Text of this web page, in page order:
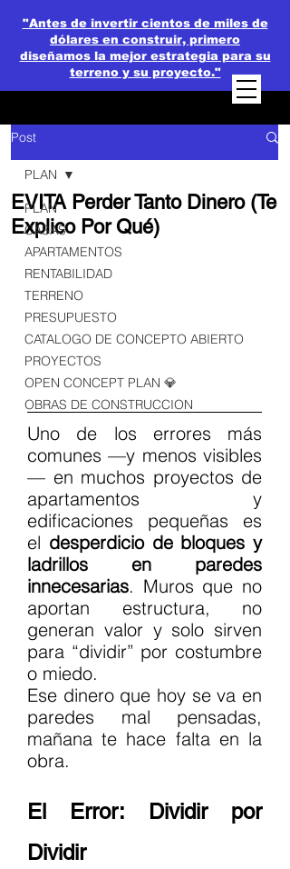
"Antes de invertir cientos de miles de
dólares en construir, primero
diseñamos la mejor estrategia para su
terreno y su proyecto."
Post
PLAN
CASAS
APARTAMENTOS
RENTABILIDAD
TERRENO
PRESUPUESTO
CATALOGO DE CONCEPTO ABIERTO
PROYECTOS
OPEN CONCEPT PLAN 💎
OBRAS DE CONSTRUCCION
PLAN
EVITA Perder Tanto Dinero (Te
Explico Por Qué)
Uno de los errores más
comunes —y menos visibles
— en muchos proyectos de
apartamentos y
edificaciones pequeñas es
el desperdicio de bloques y
ladrillos en paredes
innecesarias. Muros que no
aportan estructura, no
generan valor y solo sirven
para “dividir” por costumbre
o miedo.
Ese dinero que hoy se va en
paredes mal pensadas,
mañana te hace falta en la
obra.
El Error: Dividir por
Dividir